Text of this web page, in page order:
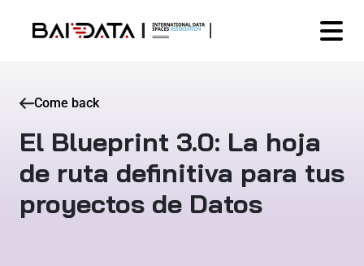
Come back
El Blueprint 3.0: La hoja
de ruta definitiva para tus
proyectos de Datos